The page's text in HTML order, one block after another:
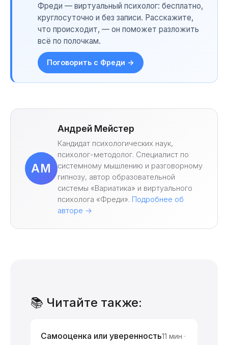
Фреди — виртуальный психолог: бесплатно,
круглосуточно и без записи. Расскажите,
что происходит, — он поможет разложить
всё по полочкам.
Поговорить с Фреди →
АМ
Андрей Мейстер
Кандидат психологических наук,
психолог-методолог. Специалист по
системному мышлению и разговорному
гипнозу, автор образовательной
системы «Вариатика» и виртуального
психолога «Фреди». Подробнее об
авторе →
📚 Читайте также:
Самооценка или уверенность11 мин ·